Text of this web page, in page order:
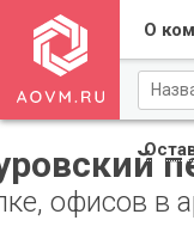
офисов в
Применить
О
Для